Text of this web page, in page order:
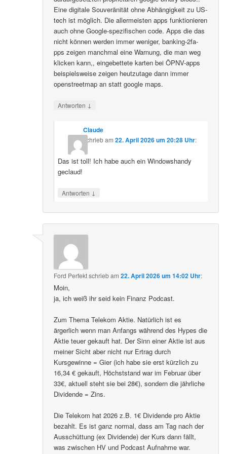
Eine digitale Souveränität ohne Abhängigkeit zu US-
tech ist möglich. Die allermeisten apps funktionieren
auch ohne Google-spezifischen code. Apps die das
nicht können werden immer weniger, banking-2fa-
pps zeigen manchmal eine Warnung, die man weg
klicken kann,, eingebettete karten bei ÖPNV-apps
beispielsweise zeigen heutzutage dann immer
openstreetmap an statt google maps.
Antworten ↓
Claude
schriebam 22. April 2026 um 20:28 Uhr:
Das ist toll! Ich habe auch ein Windowshandy
geclaud!
Antworten ↓
Ford Perfektschriebam22. April 2026 um 14:02 Uhr:
Moin,
ja, ich weiß ihr seid kein Finanz Podcast.
Zum Thema Telekom Aktie. Natürlich ist es
ärgerlich wenn man Anfangs während des Hypes die
Aktie teuer gekauft hat. Der Sinn einer Aktie ist aus
meiner Sicht aber nicht nur Ertrag durch
Kursgewinne = Gier (ich habe sie erst kürzlich zu
16,34 € gekauft, Höchststand war im Februar über
33€, aktuell steht sie bei 28€), sondern die jährliche
Dividende = Zins.
Die Telekom hat 2026 z.B. 1€ Dividende pro Aktie
bezahlt. Es ist ganz normal, dass am Tag nach der
Ausschüttung (ex Dividende) der Kurs dann fällt,
was zwischen HV und Podcast Aufnahme war.